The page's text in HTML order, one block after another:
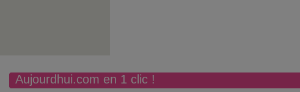
Aujourdhui.com en 1 clic !